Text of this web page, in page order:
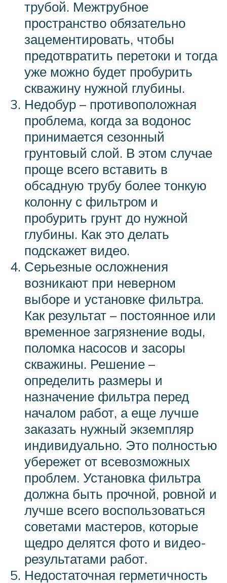
трубой. Межтрубное
пространство обязательно
зацементировать, чтобы
предотвратить перетоки и тогда
уже можно будет пробурить
скважину нужной глубины.
Недобур – противоположная
проблема, когда за водонос
принимается сезонный
грунтовый слой. В этом случае
проще всего вставить в
обсадную трубу более тонкую
колонну с фильтром и
пробурить грунт до нужной
глубины. Как это делать
подскажет видео.
Серьезные осложнения
возникают при неверном
выборе и установке фильтра.
Как результат – постоянное или
временное загрязнение воды,
поломка насосов и засоры
скважины. Решение –
определить размеры и
назначение фильтра перед
началом работ, а еще лучше
заказать нужный экземпляр
индивидуально. Это полностью
убережет от всевозможных
проблем. Установка фильтра
должна быть прочной, ровной и
лучше всего воспользоваться
советами мастеров, которые
щедро делятся фото и видео-
результатами работ.
Недостаточная герметичность